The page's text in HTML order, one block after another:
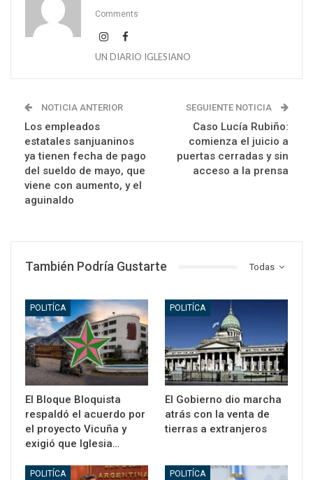
Comments
UN DIARIO IGLESIANO
NOTICIA ANTERIOR
Los empleados
estatales sanjuaninos
ya tienen fecha de pago
del sueldo de mayo, que
viene con aumento, y el
aguinaldo
SEGUIENTE NOTICIA
Caso Lucía Rubiño:
comienza el juicio a
puertas cerradas y sin
acceso a la prensa
Todas
También Podría Gustarte
POLITÍCA
El Bloque Bloquista
respaldó el acuerdo por
el proyecto Vicuña y
exigió que Iglesia…
POLITÍCA
El Gobierno dio marcha
atrás con la venta de
tierras a extranjeros
POLITÍCA POLITÍCA